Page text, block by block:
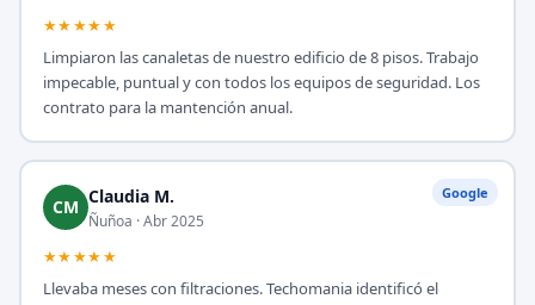
★★★★★
Limpiaron las canaletas de nuestro edificio de 8 pisos. Trabajo
impecable, puntual y con todos los equipos de seguridad. Los
contrato para la mantención anual.
Google
CM Claudia M.
Ñuñoa · Abr 2025
★★★★★
Llevaba meses con filtraciones. Techomania identificó el